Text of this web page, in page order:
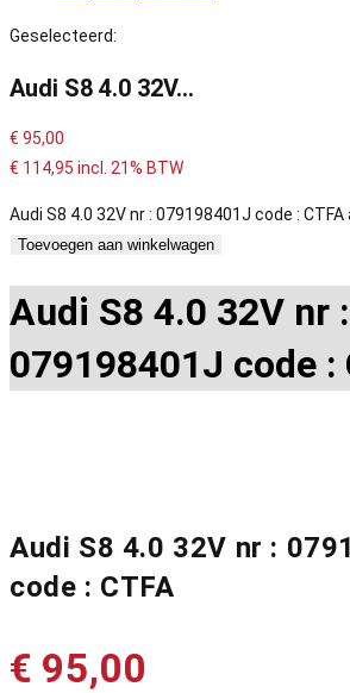
Geselecteerd:
Audi S8 4.0 32V…
€ 95,00
€ 114,95 incl. 21% BTW
Audi S8 4.0 32V nr : 079198401J code : CTFA
Toevoegen aan winkelwagen
Audi S8 4.0 32V nr :
079198401J code :
Audi S8 4.0 32V nr :
code : CTFA
€ 95,00